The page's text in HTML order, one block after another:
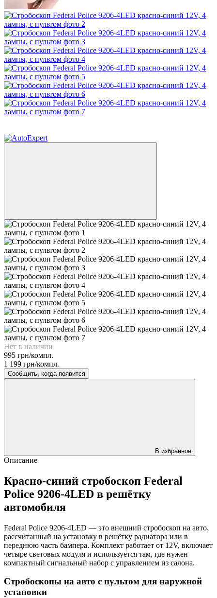
Нет в наличии
995 грн/компл.
1 199 грн/компл.
Сообщить, когда появится
В избранное
Описание
Красно-синий стробоскоп Federal
Police 9206-4LED в решётку
автомобиля
Federal Police 9206-4LED — это внешний стробоскоп на авто,
рассчитанный на установку в решётку радиатора или в
переднюю часть бампера. Комплект работает от 12V, включает
четыре световых модуля и используется там, где нужен
компактный сигнальный набор с управлением из салона.
Стробоскопы на авто с пультом для наружной
установки